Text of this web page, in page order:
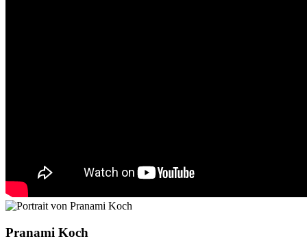
Pranami Koch